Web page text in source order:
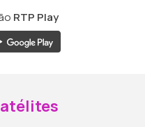
RTP Play